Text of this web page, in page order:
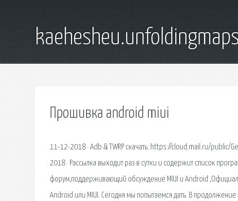
Прошивка android miui
11-12-2018 · Adb & TWRP скачать: https://cloud.mail.ru/public/
2018 · Рассылка выходит раз в сутки и содержит список
форум,поддерживающий обсуждение MIUI и Android
Android или MIUI. Сегодня мы попытаемся дать. В